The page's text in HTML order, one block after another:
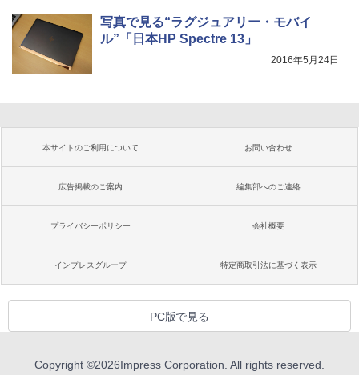
写真で見る“ラグジュアリー・モバイ
ル”「日本HP Spectre 13」
2016年5月24日
本サイトのご利用について お問い合わせ
広告掲載のご案内 編集部へのご連絡
プライバシーポリシー 会社概要
インプレスグループ 特定商取引法に基づく表示
PC版で見る
Copyright ©2026Impress Corporation. All rights reserved.